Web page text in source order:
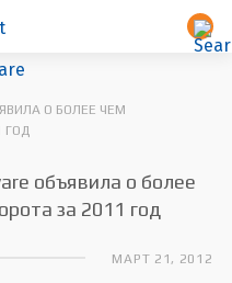
О БОЛЕЕ ЧЕМ
ГОД
объявила о более
за 2011 год
МАРТ 21, 2012